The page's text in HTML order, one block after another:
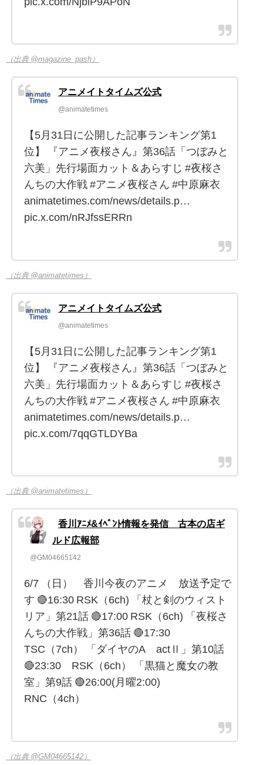
（出典 @magazine_pash）
アニメイトタイムズ公式
@animatetimes
【5月31日に公開した記事ランキング第1
位】 『アニメ夜桜さん』第36話「つぼみと
六美」先行場面カット＆あらすじ #夜桜さ
んちの大作戦 #アニメ夜桜さん #中原麻衣
animatetimes.com/news/details.p…
pic.x.com/nRJfssERRn
（出典 @animatetimes）
アニメイトタイムズ公式
@animatetimes
【5月31日に公開した記事ランキング第1
位】 『アニメ夜桜さん』第36話「つぼみと
六美」先行場面カット＆あらすじ #夜桜さ
んちの大作戦 #アニメ夜桜さん #中原麻衣
animatetimes.com/news/details.p…
pic.x.com/7qqGTLDYBa
（出典 @animatetimes）
香川ｱﾆﾒ&ｲﾍﾞﾝﾄ情報を発信 古本の店ギ
ルド広報部
@GM04665142
6/7 （日） 香川今夜のアニメ 放送予定で
す 🔴16:30 RSK（6ch) 「杖と剣のウィスト
リア」第21話 🔴17:00 RSK（6ch) 「夜桜さ
んちの大作戦」第36話 🔴17:30
TSC（7ch） 「ダイヤのA actⅡ」第10話
🔴23:30 RSK（6ch） 「黒猫と魔女の教
室」第9話 🔴26:00(月曜2:00)
RNC（4ch）
（出典 @GM04665142）